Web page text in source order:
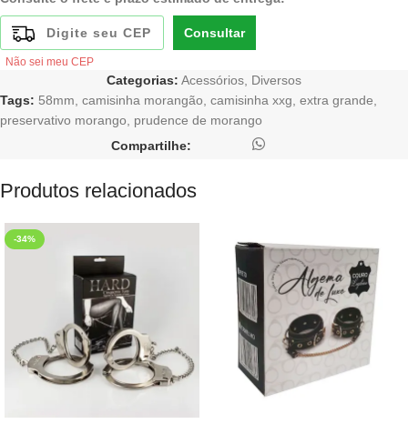
Consultar
Não sei meu CEP
Categorias: Acessórios, Diversos
Tags: 58mm, camisinha morangão, camisinha xxg, extra grande,
preservativo morango, prudence de morango
Compartilhe:
Produtos relacionados
-34%